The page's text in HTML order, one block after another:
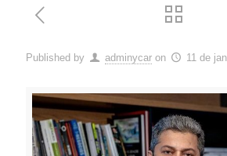
Published by adminycar on 11 de